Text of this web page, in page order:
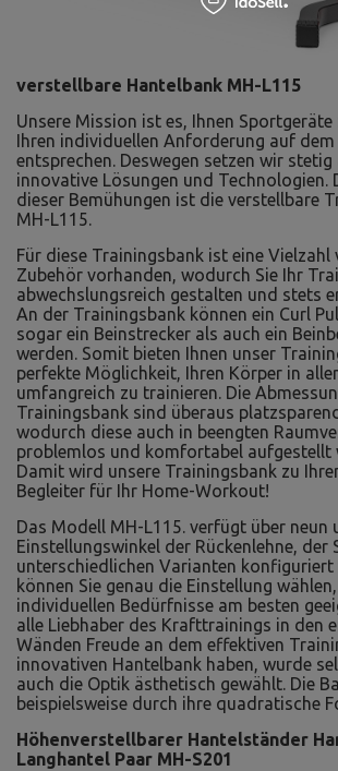
verstellbare Hantelbank MH-L115
Unsere Mission ist es, Ihnen Sportgeräte
Ihren individuellen Anforderung auf
entsprechen. Deswegen setzen wir stetig
innovative Lösungen und Technologien.
dieser Bemühungen ist die verstellbare
MH-L115.
Für diese Trainingsbank ist eine Vielzahl
Zubehör vorhanden, wodurch Sie Ihr
abwechslungsreich gestalten und stets
An der Trainingsbank können ein Curl
sogar ein Beinstrecker als auch ein
werden. Somit bieten Ihnen unser
perfekte Möglichkeit, Ihren Körper in
umfangreich zu trainieren. Die
Trainingsbank sind überaus
wodurch diese auch in beengten
problemlos und komfortabel aufgestellt
Damit wird unsere Trainingsbank zu
Begleiter für Ihr Home-Workout!
Das Modell MH-L115. verfügt über neun
Einstellungswinkel der Rückenlehne, der
unterschiedlichen Varianten konfiguriert
können Sie genau die Einstellung
individuellen Bedürfnisse am besten
alle Liebhaber des Krafttrainings in den
Wänden Freude an dem effektiven
innovativen Hantelbank haben, wurde
auch die Optik ästhetisch gewählt. Die
beispielsweise durch ihre quadratische
Höhenverstellbarer Hantelständer
Langhantel Paar MH-S201